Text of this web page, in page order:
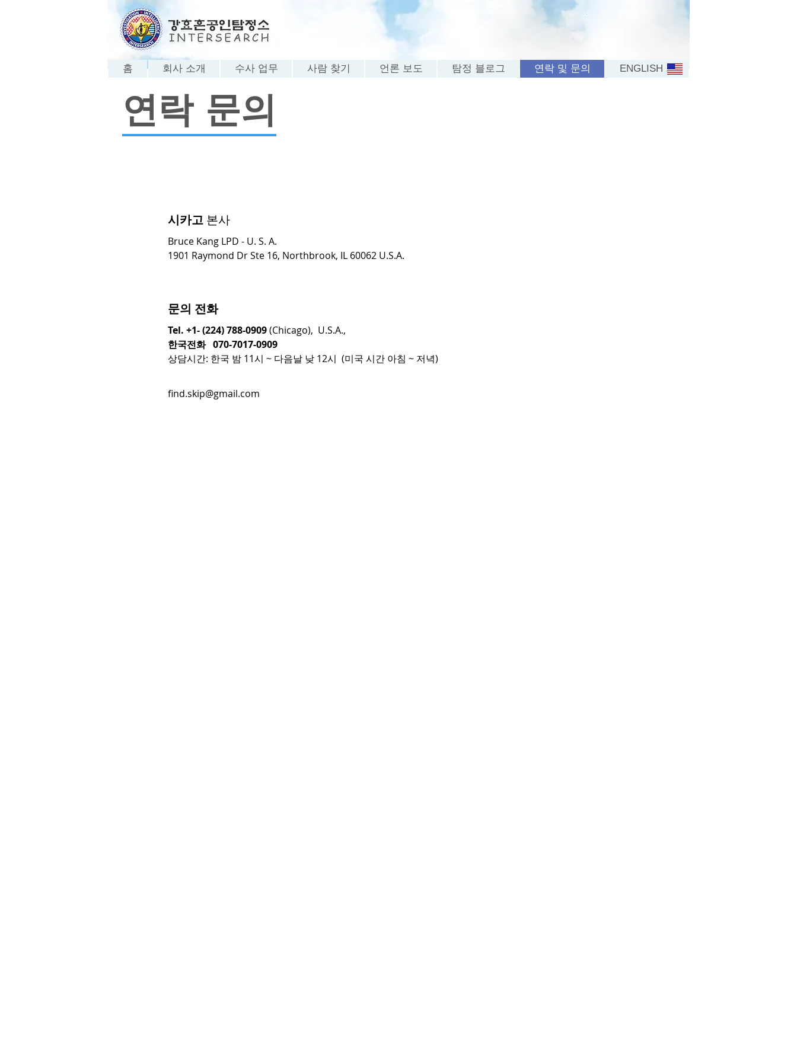
홈 회사 소개 수사 업무 사람 찾기 언론 보도 탐정 블로그 연락 및 문의 ENGLISH . .
​연락 문의
시카고 본사
Bruce Kang LPD - U. S. A.
1901 Raymond Dr Ste 16, Northbrook, IL 60062 U.S.A.
문의 전화
Tel. +1- (224) 788-0909(Chicago), U.S.A.,
한국전화 070-7017-0909
상담시간: 한국 밤 11시 ~ 다음날 낮 12시 (미국 시간 아침 ~ 저녁)
find.skip@gmail.com